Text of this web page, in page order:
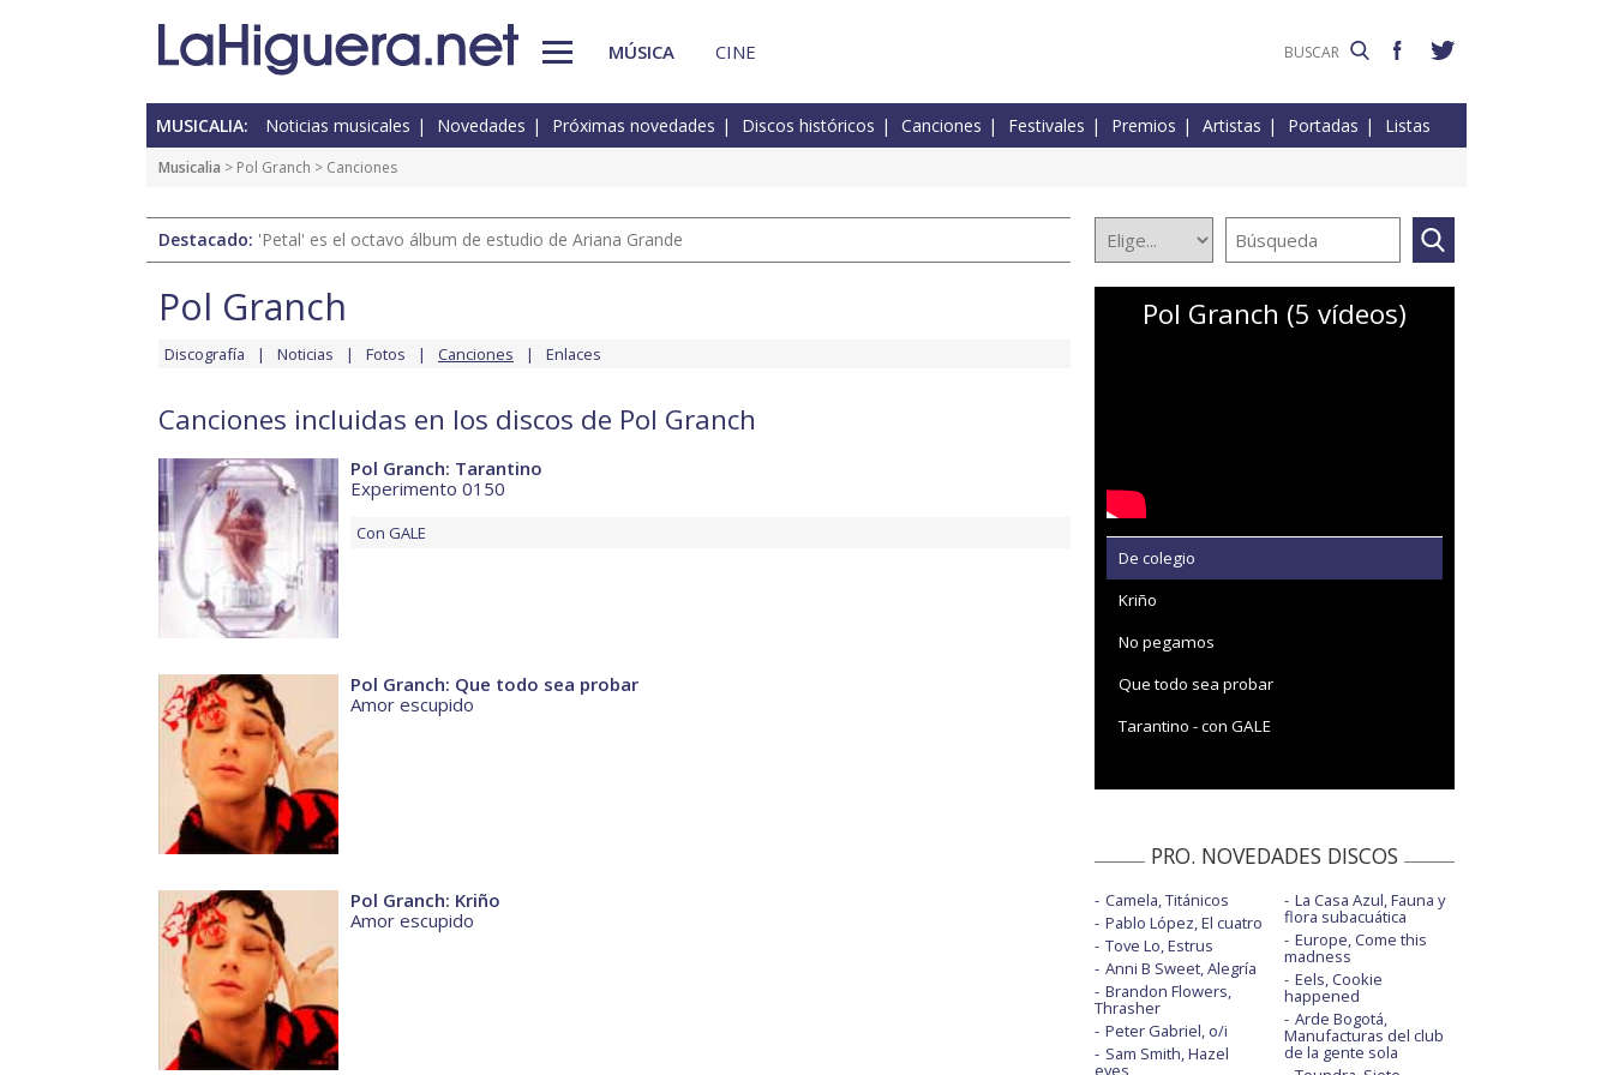
MÚSICA CINE
MUSICALIA: Noticias musicales Novedades Próximas novedades Discos históricos Canciones Festivales Premios Artistas Portadas Listas
Musicalia > Pol Granch > Canciones
Destacado: 'Petal' es el octavo álbum de estudio de Ariana Grande
Pol Granch
Discografía Noticias Fotos Canciones Enlaces
Canciones incluidas en los discos de Pol Granch
Pol Granch: Tarantino
Experimento 0150
Con GALE
Pol Granch: Que todo sea probar
Amor escupido
Pol Granch: Kriño
Amor escupido
Pol Granch (5 vídeos)
De colegio
Kriño
No pegamos
Que todo sea probar
Tarantino - con GALE
PRO. NOVEDADES DISCOS
Camela, Titánicos
Pablo López, El cuatro
Tove Lo, Estrus
Anni B Sweet, Alegría
Brandon Flowers,
Thrasher
Peter Gabriel, o/i
Sam Smith, Hazel
eyes
La Casa Azul, Fauna y
flora subacuática
Europe, Come this
madness
Eels, Cookie
happened
Arde Bogotá,
Manufacturas del club
de la gente sola